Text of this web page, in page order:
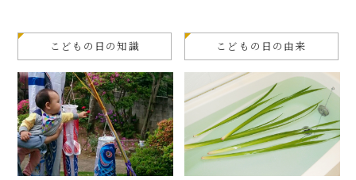
こどもの日の知識 こどもの日の由来